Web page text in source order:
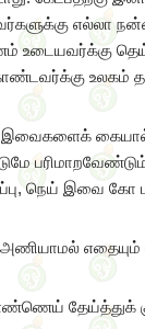
எல்லா
உடையவர்க்கு
கொண்டவர்க்கு
இவைகளைக் கையால்
நெய் இவை கோ
எதையும்
தேய்த்துக்